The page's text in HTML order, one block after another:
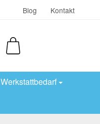
Blog Kontakt
Werkstattbedarf